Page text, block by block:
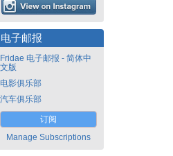
电子邮报
Fridae 电子邮报 - 简体中
文版
电影俱乐部
汽车俱乐部
订阅
Manage Subscriptions